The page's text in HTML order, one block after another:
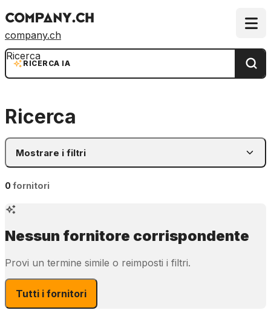
company.ch
RICERCA IA
Ricerca
Ricerca
Mostrare i filtri
0fornitori
Nessun fornitore corrispondente
Provi un termine simile o reimposti i filtri.
Tutti i fornitori